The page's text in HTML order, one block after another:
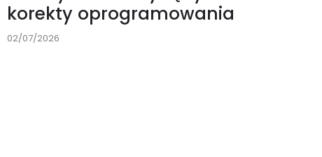
korekty oprogramowania
02/07/2026